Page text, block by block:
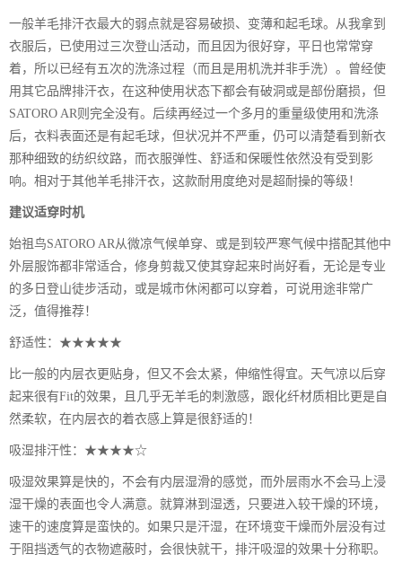
一般羊毛排汗衣最大的弱点就是容易破损、变薄和起毛球。从我拿到
衣服后，已使用过三次登山活动，而且因为很好穿，平日也常常穿
着，所以已经有五次的洗涤过程（而且是用机洗并非手洗）。曾经使
用其它品牌排汗衣，在这种使用状态下都会有破洞或是部份磨损，但
SATORO AR则完全没有。后续再经过一个多月的重量级使用和洗涤
后，衣料表面还是有起毛球，但状况并不严重，仍可以清楚看到新衣
那种细致的纺织纹路，而衣服弹性、舒适和保暖性依然没有受到影
响。相对于其他羊毛排汗衣，这款耐用度绝对是超耐操的等级！
建议适穿时机
始祖鸟SATORO AR从微凉气候单穿、或是到较严寒气候中搭配其他中
外层服饰都非常适合，修身剪裁又使其穿起来时尚好看，无论是专业
的多日登山徒步活动，或是城市休闲都可以穿着，可说用途非常广
泛，值得推荐！
舒适性：★★★★★
比一般的内层衣更贴身，但又不会太紧，伸缩性得宜。天气凉以后穿
起来很有Fit的效果，且几乎无羊毛的刺激感，跟化纤材质相比更是自
然柔软，在内层衣的着衣感上算是很舒适的！
吸湿排汗性：★★★★☆
吸湿效果算是快的，不会有内层湿滑的感觉，而外层雨水不会马上浸
湿干燥的表面也令人满意。就算淋到湿透，只要进入较干燥的环境，
速干的速度算是蛮快的。如果只是汗湿，在环境变干燥而外层没有过
于阻挡透气的衣物遮蔽时，会很快就干，排汗吸湿的效果十分称职。